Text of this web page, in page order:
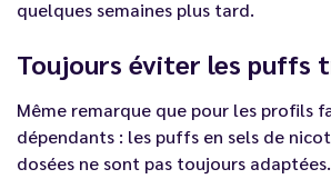
quelques semaines plus tard.
Toujours éviter les puffs
Même remarque que pour les profils
dépendants : les puffs en sels de
dosées ne sont pas toujours adaptées.